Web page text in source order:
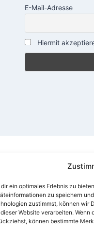
dir ein optimales Erlebnis zu
zu speichern
zustimmst, können wir
Website verarbeiten.
können bestimmte
E-Mail-Adresse
Hiermit